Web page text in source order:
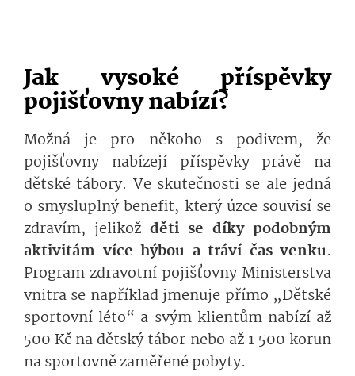
Jak vysoké příspěvky
pojišťovny nabízí?
Možná je pro někoho s podivem, že
pojišťovny nabízejí příspěvky právě na
dětské tábory. Ve skutečnosti se ale jedná
o smysluplný benefit, který úzce souvisí se
zdravím, jelikož děti se díky podobným
aktivitám více hýbou a tráví čas venku.
Program zdravotní pojišťovny Ministerstva
vnitra se například jmenuje přímo „Dětské
sportovní léto“ a svým klientům nabízí až
500 Kč na dětský tábor nebo až 1 500 korun
na sportovně zaměřené pobyty.